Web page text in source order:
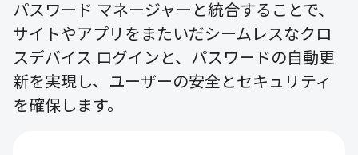
パスワード マネージャーと統合することで、
サイトやアプリをまたいだシームレスなクロ
スデバイス ログインと、パスワードの自動更
新を実現し、ユーザーの安全とセキュリティ
を確保します。